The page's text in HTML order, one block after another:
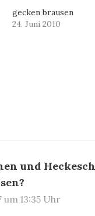
gecken brausen
24. Juni 2010
und
um 13:35 Uhr